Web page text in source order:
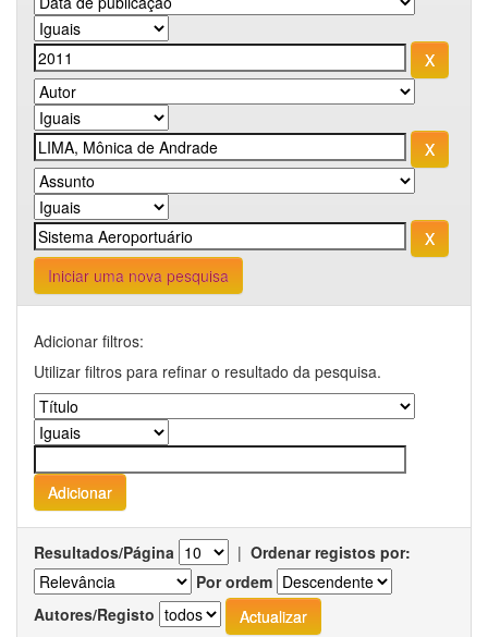
Iniciar uma nova pesquisa
Adicionar filtros:
Utilizar filtros para refinar o resultado da pesquisa.
Resultados/Página | Ordenar registos por:
Por ordem
Autores/Registo